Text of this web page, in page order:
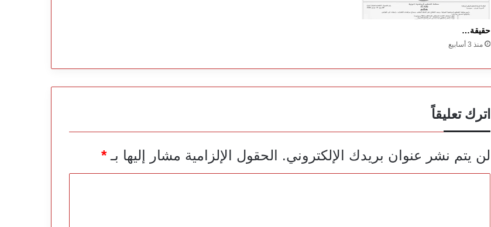
حقيقة…
منذ 3 أسابيع
اترك تعليقاً
لن يتم نشر عنوان بريدك الإلكتروني. الحقول الإلزامية مشار إليها بـ*